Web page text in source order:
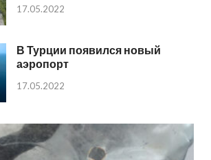
17.05.2022
В Турции появился новый
аэропорт
17.05.2022